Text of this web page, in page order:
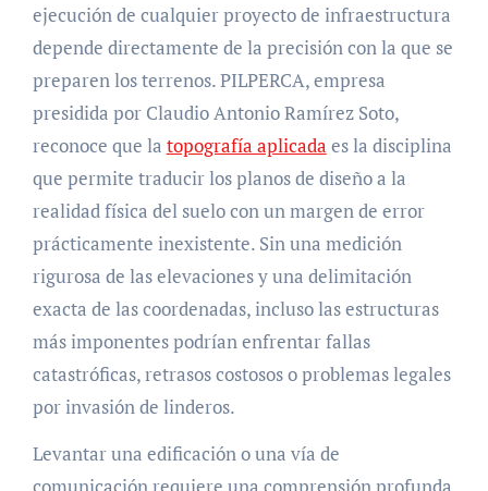
ejecución de cualquier proyecto de infraestructura
depende directamente de la precisión con la que se
preparen los terrenos. PILPERCA, empresa
presidida por Claudio Antonio Ramírez Soto,
reconoce que la topografía aplicada es la disciplina
que permite traducir los planos de diseño a la
realidad física del suelo con un margen de error
prácticamente inexistente. Sin una medición
rigurosa de las elevaciones y una delimitación
exacta de las coordenadas, incluso las estructuras
más imponentes podrían enfrentar fallas
catastróficas, retrasos costosos o problemas legales
por invasión de linderos.
Levantar una edificación o una vía de
comunicación requiere una comprensión profunda